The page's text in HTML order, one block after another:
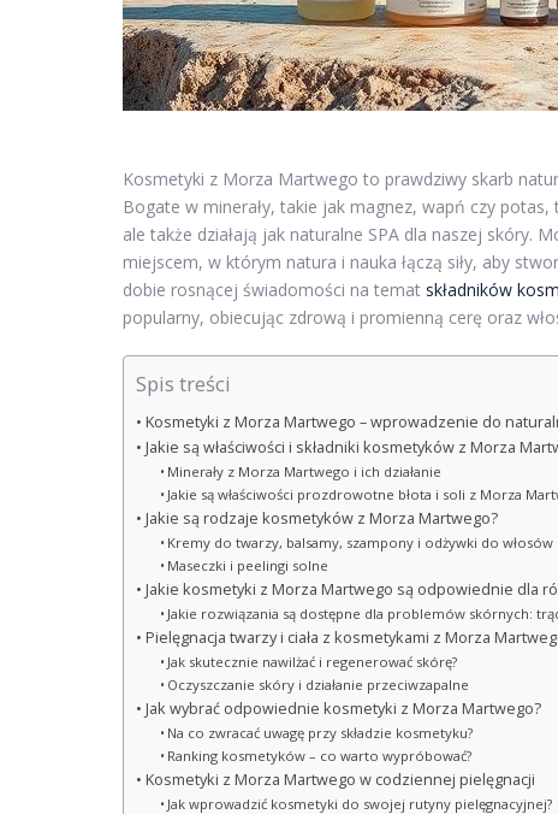
Kosmetyki z Morza Martwego to prawdziwy skarb
Bogate w minerały, takie jak magnez, wapń czy
ale także działają jak naturalne SPA dla naszej skóry.
miejscem, w którym natura i nauka łączą siły, aby
dobie rosnącej świadomości na temat składników
popularny, obiecując zdrową i promienną cerę oraz
Spis treści
Kosmetyki z Morza Martwego – wprowadzenie do
Jakie są właściwości i składniki kosmetyków z Morza
Minerały z Morza Martwego i ich działanie
Jakie są właściwości prozdrowotne błota i soli z Morza
Jakie są rodzaje kosmetyków z Morza Martwego?
Kremy do twarzy, balsamy, szampony i odżywki do włosów
Maseczki i peelingi solne
Jakie kosmetyki z Morza Martwego są odpowiednie dla
Jakie rozwiązania są dostępne dla problemów skórnych:
Pielęgnacja twarzy i ciała z kosmetykami z Morza
Jak skutecznie nawilżać i regenerować skórę?
Oczyszczanie skóry i działanie przeciwzapalne
Jak wybrać odpowiednie kosmetyki z Morza Martwego?
Na co zwracać uwagę przy składzie kosmetyku?
Ranking kosmetyków – co warto wypróbować?
Kosmetyki z Morza Martwego w codziennej pielęgnacji
Jak wprowadzić kosmetyki do swojej rutyny pielęgnacyjnej?